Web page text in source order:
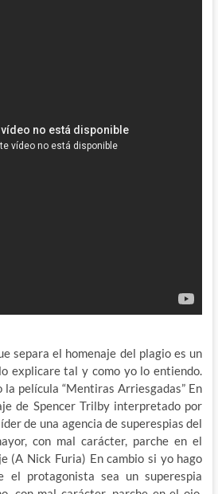
separa el homenaje del plagio es un
explicare tal y como yo lo entiendo.
la película “Mentiras Arriesgadas” En
de Spencer Trilby interpretado por
de una agencia de superespias del
con mal carácter, parche en el
(A Nick Furia) En cambio si yo hago
el protagonista sea un superespia